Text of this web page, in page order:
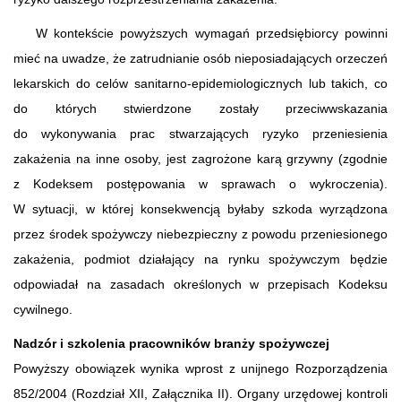
W kontekście powyższych wymagań przedsiębiorcy powinni
mieć na uwadze, że zatrudnianie osób nieposiadających orzeczeń
lekarskich do celów sanitarno-epidemiologicznych lub takich, co
do których stwierdzone zostały przeciwwskazania
do wykonywania prac stwarzających ryzyko przeniesienia
zakażenia na inne osoby, jest zagrożone karą grzywny (zgodnie
z Kodeksem postępowania w sprawach o wykroczenia).
W sytuacji, w której konsekwencją byłaby szkoda wyrządzona
przez środek spożywczy niebezpieczny z powodu przeniesionego
zakażenia, podmiot działający na rynku spożywczym będzie
odpowiadał na zasadach określonych w przepisach Kodeksu
cywilnego.
Nadzór i szkolenia pracowników branży spożywczej
Powyższy obowiązek wynika wprost z unijnego Rozporządzenia
852/2004 (Rozdział XII, Załącznika II). Organy urzędowej kontroli